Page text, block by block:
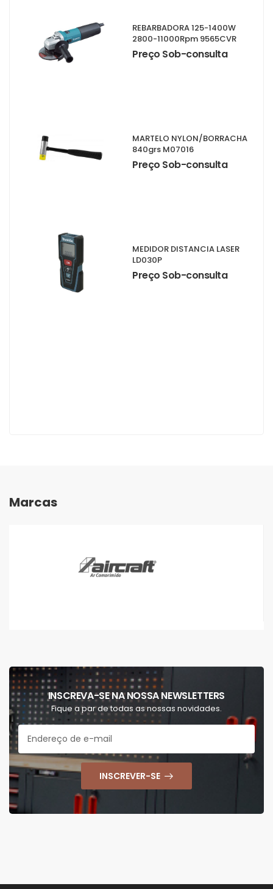
REBARBADORA 125-1400W
2800-11000Rpm 9565CVR
Preço Sob-consulta
MARTELO NYLON/BORRACHA
840grs M07016
Preço Sob-consulta
MEDIDOR DISTANCIA LASER
LD030P
Preço Sob-consulta
Marcas
INSCREVA-SE NA NOSSA NEWSLETTERS
Fique a par de todas as nossas novidades.
INSCREVER-SE